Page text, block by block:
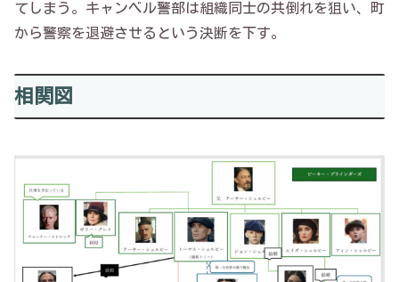
てしまう。キャンベル警部は組織同士の共倒れを狙い、町
から警察を退避させるという決断を下す。
相関図